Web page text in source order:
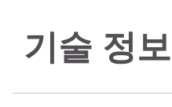
기술 정보